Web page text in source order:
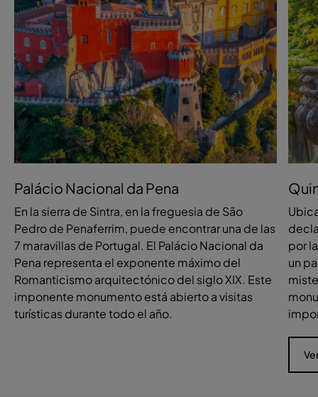
Palácio Nacional da Pena
En la sierra de Sintra, en la freguesia de São
Pedro de Penaferrim, puede encontrar una de las
7 maravillas de Portugal. El Palácio Nacional da
Pena representa el exponente máximo del
Romanticismo arquitectónico del siglo XIX. Este
imponente monumento está abierto a visitas
turísticas durante todo el año.
por
un